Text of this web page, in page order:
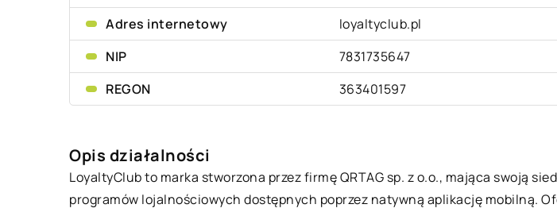
Adres internetowy
loyaltyclub.pl
NIP
7831735647
REGON
363401597
Opis działalności
LoyaltyClubto marka stworzona przez firmę QRTAG sp. z o.o., mająca swoją
programów lojalnościowych dostępnych poprzez natywną aplikację mobilną.